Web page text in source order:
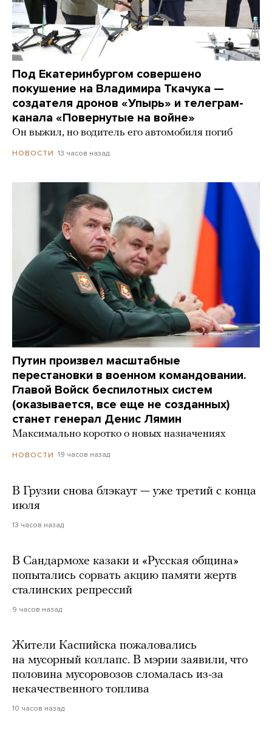
Под Екатеринбургом совершено
покушение на Владимира Ткачука —
создателя дронов «Упырь» и телеграм-
канала «Повернутые на войне»
Он выжил, но водитель его автомобиля погиб
НОВОСТИ 13 часов назад
Путин произвел масштабные
перестановки в военном командовании.
Главой Войск беспилотных систем
(оказывается, все еще не созданных)
станет генерал Денис Лямин
Максимально коротко о новых назначениях
НОВОСТИ 19 часов назад
В Грузии снова блэкаут — уже третий с конца
июля
13 часов назад
В Сандармохе казаки и «Русская община»
попытались сорвать акцию памяти жертв
сталинских репрессий
9 часов назад
Жители Каспийска пожаловались
на мусорный коллапс. В мэрии заявили, что
половина мусоровозов сломалась из-за
некачественного топлива
10 часов назад